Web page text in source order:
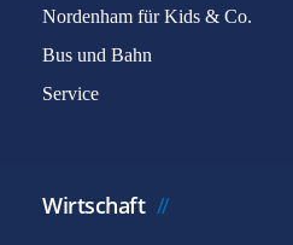
Nordenham für Kids & Co.
Bus und Bahn
Service
Wirtschaft